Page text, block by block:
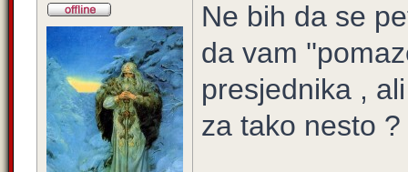
Ne bih da se
da vam
presjednika ,
za tako nesto ?